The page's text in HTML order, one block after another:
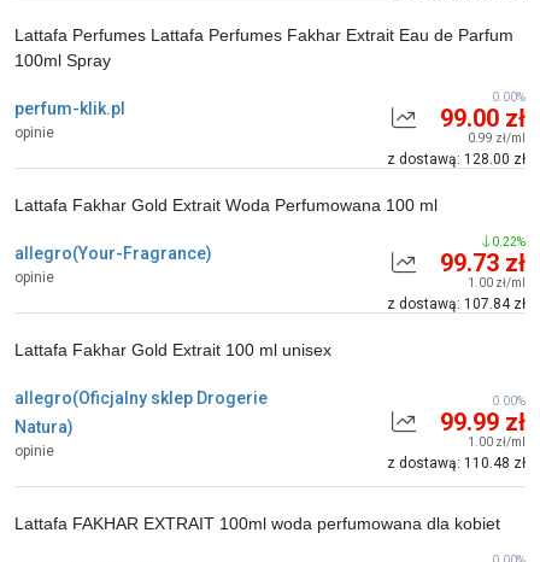
perfum-klik.pl
opinie
Lattafa Perfumes Lattafa Perfumes Fakhar Extrait Eau de Parfum
100ml Spray
99.00 zł
0.99 zł/ml
z dostawą: 128.00 zł
0.00%
allegro(Your-Fragrance)
opinie
Lattafa Fakhar Gold Extrait Woda Perfumowana 100 ml
99.73 zł
1.00 zł/ml
z dostawą: 107.84 zł
0.22%
allegro(Oficjalny sklep Drogerie
Natura)
opinie
Lattafa Fakhar Gold Extrait 100 ml unisex
99.99 zł
1.00 zł/ml
z dostawą: 110.48 zł
0.00%
Lattafa FAKHAR EXTRAIT 100ml woda perfumowana dla kobiet